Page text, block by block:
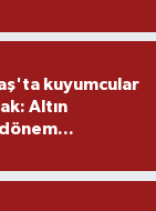
kuyumcular
Altın